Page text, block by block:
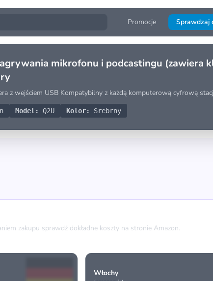
Promocje Sprawdzaj
mikrofonu i podcastingu (zawiera
z wejściem USB Kompatybilny z każdą komputerową cyfrową
Model: Q2U Kolor: Srebrny
zakupu sprawdź dokładne koszty na stronie Amazon.
Włochy